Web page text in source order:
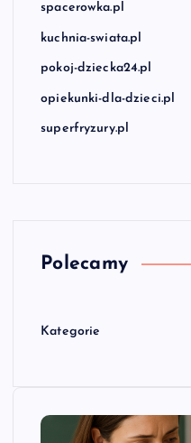
spacerowka.pl
kuchnia-swiata.pl
pokoj-dziecka24.pl
opiekunki-dla-dzieci.pl
superfryzury.pl
Polecamy
Kategorie